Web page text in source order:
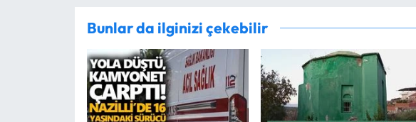
Bunlar da ilginizi çekebilir